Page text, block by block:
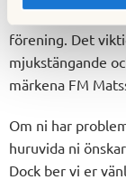
förening. Det
mjukstängande
märkena FM
Om ni har
huruvida ni
Dock ber vi er